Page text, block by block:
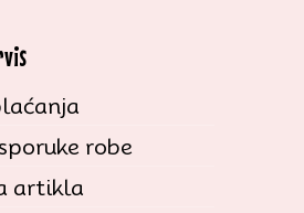
robe
artikla